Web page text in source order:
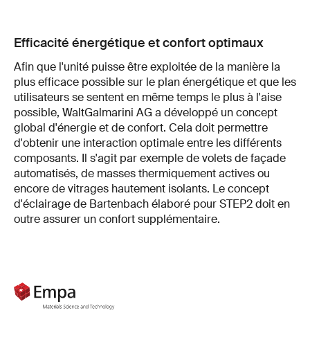
Efficacité énergétique et confort optimaux
Afin que l'unité puisse être exploitée de la manière la
plus efficace possible sur le plan énergétique et que les
utilisateurs se sentent en même temps le plus à l'aise
possible, WaltGalmarini AG a développé un concept
global d'énergie et de confort. Cela doit permettre
d'obtenir une interaction optimale entre les différents
composants. Il s'agit par exemple de volets de façade
automatisés, de masses thermiquement actives ou
encore de vitrages hautement isolants. Le concept
d'éclairage de Bartenbach élaboré pour STEP2 doit en
outre assurer un confort supplémentaire.